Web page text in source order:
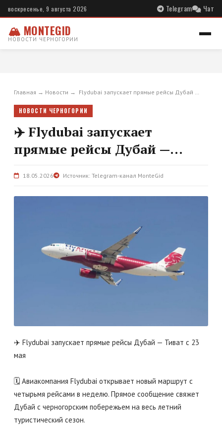
воскресенье, 9 августа 2026 Telegram Чат
🏔 MONTEGID
НОВОСТИ ЧЕРНОГОРИИ
Главная → Новости → ️ Flydubai запускает прямые рейсы Дубай …
НОВОСТИ ЧЕРНОГОРИИ
✈️ Flydubai запускает
прямые рейсы Дубай —...
18.05.2026 Источник: Telegram-канал MonteGid
✈️ Flydubai запускает прямые рейсы Дубай — Тиват с 23
мая
🗓 Авиакомпания Flydubai открывает новый маршрут с
четырьмя рейсами в неделю. Прямое сообщение свяжет
Дубай с черногорским побережьем на весь летний
туристический сезон.